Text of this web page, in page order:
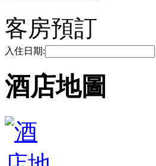
客房預訂
入住日期:
酒店地圖